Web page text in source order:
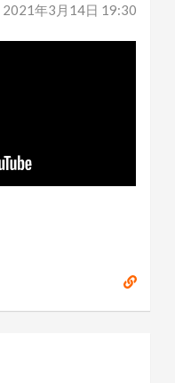
2021年3月14日 19:30